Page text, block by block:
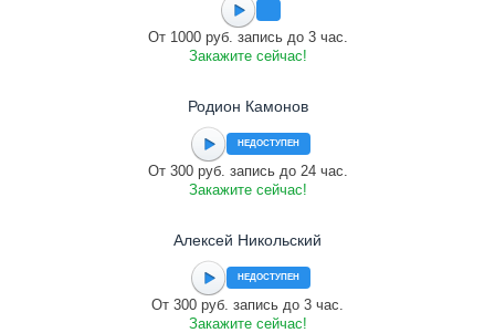
От 1000 руб. запись до 3 час.
Закажите сейчас!
Родион Камонов
НЕДОСТУПЕН
От 300 руб. запись до 24 час.
Закажите сейчас!
Алексей Никольский
НЕДОСТУПЕН
От 300 руб. запись до 3 час.
Закажите сейчас!